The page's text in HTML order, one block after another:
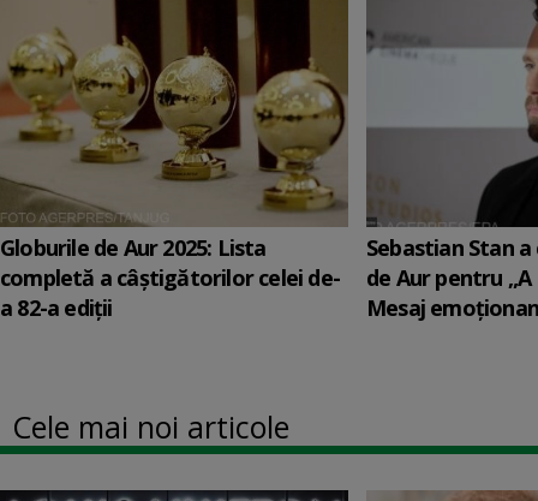
Globurile de Aur 2025: Lista
completă a câștigătorilor celei de-
a 82-a ediții
Sebastian Stan
de Aur pentru
Mesaj
Cele mai noi articole